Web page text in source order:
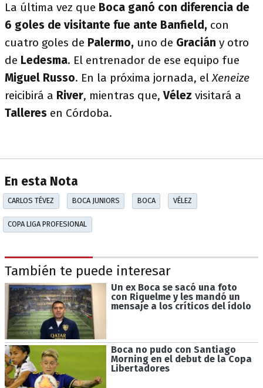
La última vez que Boca ganó con diferencia de
6 goles de visitante fue ante Banfield, con
cuatro goles de Palermo, uno de Gracián y otro
de Ledesma. El entrenador de ese equipo fue
Miguel Russo. En la próxima jornada, elXeneize
reicibirá a River, mientras que,Vélez visitará a
Talleres en Córdoba.
En esta Nota
CARLOS TÉVEZ BOCA JUNIORS BOCA VÉLEZ
COPA LIGA PROFESIONAL
También te puede interesar
Un ex Boca se sacó una foto
con Riquelme y les mandó un
mensaje a los críticos del ídolo
Boca no pudo con Santiago
Morning en el debut de la Copa
Libertadores